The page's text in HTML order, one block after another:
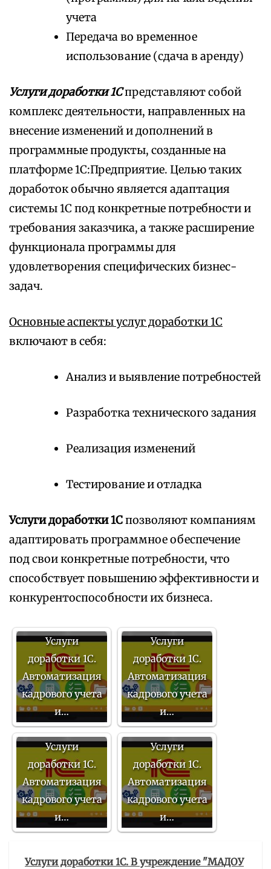
учета
Передача во временное
использование (сдача в аренду)
Услуги доработки 1Спредставляют собой
комплекс деятельности, направленных на
внесение изменений и дополнений в
программные продукты, созданные на
платформе 1С:Предприятие. Целью таких
доработок обычно является адаптация
системы 1С под конкретные потребности и
требования заказчика, а также расширение
функционала программы для
удовлетворения специфических бизнес-
задач.
Основные аспекты услуг доработки 1С
включают в себя:
Анализ и выявление потребностей
Разработка технического задания
Реализация изменений
Тестирование и отладка
Услуги доработки 1Спозволяют компаниям
адаптировать программное обеспечение
под свои конкретные потребности, что
способствует повышению эффективности и
конкурентоспособности их бизнеса.
Услуги
доработки 1С.
Автоматизация
кадрового учета
и…
Услуги
доработки 1С.
Автоматизация
кадрового учета
и…
Услуги
доработки 1С.
Автоматизация
кадрового учета
и…
Услуги
доработки 1С.
Автоматизация
кадрового учета
и…
Услуги доработки 1С. В учреждение "МАДОУ